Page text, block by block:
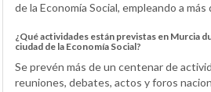
de la Economía Social, empleando a
¿Qué actividades están previstas en Murcia
ciudad de la Economía Social?
Se prevén más de un centenar de
reuniones, debates, actos y foros